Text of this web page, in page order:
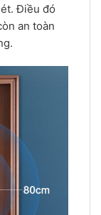
Điều đó
an toàn